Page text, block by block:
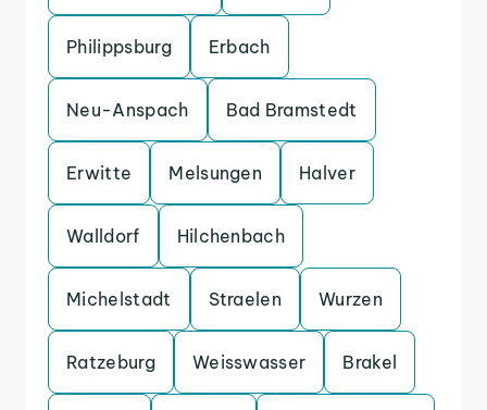
Philippsburg Erbach
Neu-Anspach Bad Bramstedt
Erwitte Melsungen Halver
Walldorf Hilchenbach
Michelstadt Straelen Wurzen
Ratzeburg Weisswasser Brakel